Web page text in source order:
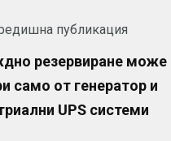
публикация
резервиране може
само от генератор и
UPS системи